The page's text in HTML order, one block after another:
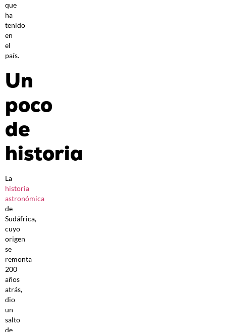
que
ha
tenido
en
el
país.
Un
poco
de
historia
La
historia
astronómica
de
Sudáfrica,
cuyo
origen
se
remonta
200
años
atrás,
dio
un
salto
de